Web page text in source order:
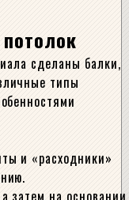
сделаны балки,
типы
и «расходники»
затем на основании